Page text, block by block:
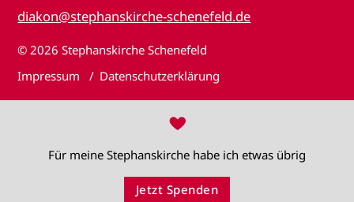
diakon@stephanskirche-schenefeld.de
© 2026 Stephanskirche Schenefeld
Impressum
Datenschutzerklärung
♥
Für meine Stephanskirche habe ich etwas übrig
Jetzt Spenden